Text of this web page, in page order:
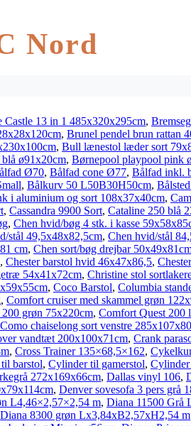
Nord
Castle 13 in 1 485x320x295cm,
, Brunel pendel brun rattan
, Bull lænestol læder sort
ø91x20cm, Børnepool playpool pink
Ø70, Bålfad cone Ø77, Bålfad inkl.
, Bålkurv 50 L50B30H50cm,
i aluminium og sort 108x37x40cm,
, Cassandra 9900 Sort, Cataline 250 blå
, Chen hvid/bøg 4 stk. i kasse
stål 49,5x48x82,5cm, Chen hvid/stål
cm, Chen sort/bøg drejbar
, Chester barstol hvid 46x47x86,5,
54x41x72cm, Christine stol
, Coco Barstol, Columbia
, Comfort cruiser med skammel grøn
grøn 75x220cm, Comfort Quest 200
Como chaiselong sort venstre
vandtæt 200x100x71cm, Crank
, Cross Trainer 135×68,5×162,
barstol, Cylinder til gamerstol,
272x169x66cm, Dallas vinyl 106,
, Denver sovesofa 3 pers grå
L4,46×2,57×2,54 m, Diana 11500 Grå
Diana 8300 grøn Lx3,84xB2,57xH2,54 m